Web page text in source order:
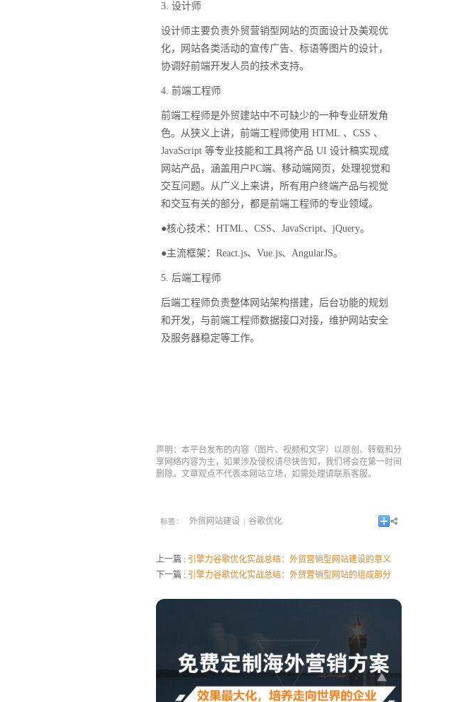
3. 设计师
设计师主要负责外贸营销型网站的页面设计及美观优
化，网站各类活动的宣传广告、标语等图片的设计，
协调好前端开发人员的技术支持。
4. 前端工程师
前端工程师是外贸建站中不可缺少的一种专业研发角
色。从狭义上讲，前端工程师使用 HTML 、CSS 、
JavaScript 等专业技能和工具将产品 UI 设计稿实现成
网站产品，涵盖用户PC端、移动端网页，处理视觉和
交互问题。从广义上来讲，所有用户终端产品与视觉
和交互有关的部分，都是前端工程师的专业领域。
●核心技术：HTML、CSS、JavaScript、jQuery。
●主流框架：React.js、Vue.js、AngularJS。
5. 后端工程师
后端工程师负责整体网站架构搭建，后台功能的规划
和开发，与前端工程师数据接口对接，维护网站安全
及服务器稳定等工作。
声明：本平台发布的内容（图片、视频和文字）以原创、转载和分
享网络内容为主，如果涉及侵权请尽快告知，我们将会在第一时间
删除。文章观点不代表本网站立场，如需处理请联系客服。
标签： 外贸网站建设 谷歌优化
上一篇 : 引擎力谷歌优化实战总结：外贸营销型网站建设的意义
下一篇 : 引擎力谷歌优化实战总结：外贸营销型网站的组成部分